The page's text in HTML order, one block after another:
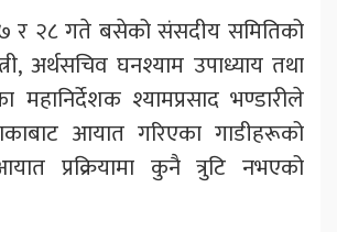
२८ गते बसेको संसदीय समितिको
अर्थसचिव घनश्याम उपाध्याय तथा
महानिर्देशक श्यामप्रसाद भण्डारीले
आयात गरिएका गाडीहरूको
प्रक्रियामा कुनै त्रुटि नभएको